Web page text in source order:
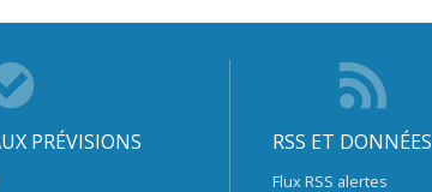
PRÉVISIONS RSS ET DONNÉES
Flux RSS alertes